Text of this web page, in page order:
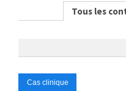
Tous les
Cas clinique